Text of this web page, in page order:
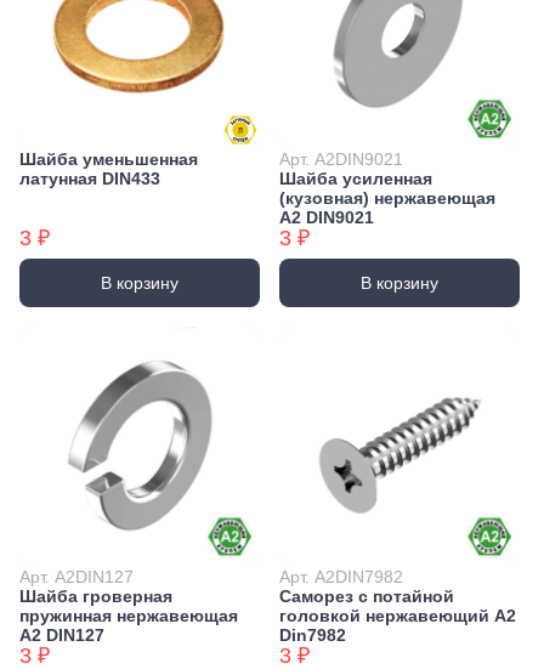
Шайба уменьшенная
латунная DIN433
3 ₽
В корзину
Арт. А2DIN9021
Шайба усиленная
(кузовная) нержавеющая
А2 DIN9021
3 ₽
В корзину
Арт. А2DIN127
Шайба гроверная
пружинная нержавеющая
А2 DIN127
3 ₽
Арт. А2DIN7982
Саморез с потайной
головкой нержавеющий А2
Din7982
3 ₽